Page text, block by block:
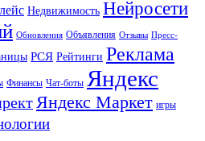
Недвижимость Нейросети
Обновления Объявления Отзывы Пресс-
РСЯ Рейтинги Реклама
Финансы Чат-боты Яндекс
Яндекс Маркет игры